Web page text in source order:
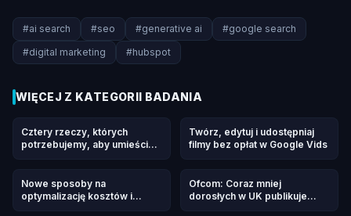
#ai search #seo #generative ai #google search
#digital marketing #hubspot
WIĘCEJ Z KATEGORII BADANIA
Cztery rzeczy, których
potrzebujemy, aby umieścić
Twórz, edytuj i udostępniaj
filmy bez opłat w Google Vids
Nowe sposoby na
optymalizację kosztów i
Ofcom: Coraz mniej
dorosłych w UK publikuje